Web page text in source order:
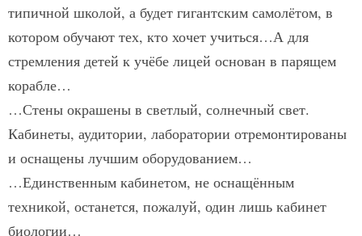
типичной школой, а будет гигантским самолётом, в
котором обучают тех, кто хочет учиться…А для
стремления детей к учёбе лицей основан в парящем
корабле…
…Стены окрашены в светлый, солнечный свет.
Кабинеты, аудитории, лаборатории отремонтированы
и оснащены лучшим оборудованием…
…Единственным кабинетом, не оснащённым
техникой, останется, пожалуй, один лишь кабинет
биологии…